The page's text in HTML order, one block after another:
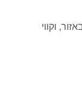
וקווי